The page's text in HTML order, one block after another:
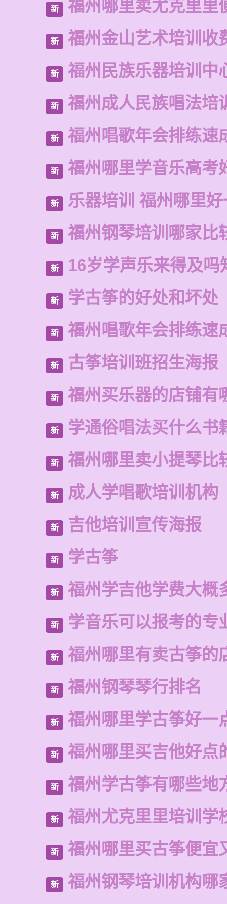
新 福州哪里卖尤克里里
新 福州金山艺术培训收
新 福州民族乐器培训中
新 福州成人民族唱法培
新 福州唱歌年会排练速
新 福州哪里学音乐高考
新 乐器培训 福州哪里
新 福州钢琴培训哪家比
新 16岁学声乐来得及吗
新 学古筝的好处和坏处
新 福州唱歌年会排练速
新 古筝培训班招生海报
新 福州买乐器的店铺有
新 学通俗唱法买什么书
新 福州哪里卖小提琴比
新 成人学唱歌培训机构
新 吉他培训宣传海报
新 学古筝
新 福州学吉他学费大概
新 学音乐可以报考的专
新 福州哪里有卖古筝的
新 福州钢琴琴行排名
新 福州哪里学古筝好一
新 福州哪里买吉他好点
新 福州学古筝有哪些地
新 福州尤克里里培训学
新 福州哪里买古筝便宜
新 福州钢琴培训机构哪